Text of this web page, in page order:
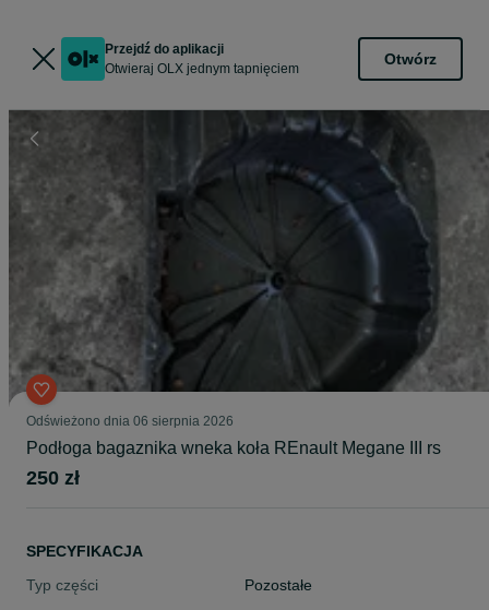
Przejdź do aplikacji
Otwieraj OLX jednym tapnięciem
Otwórz
Odświeżono dnia 06 sierpnia 2026
Podłoga bagaznika wneka koła REnault Megane III rs
250 zł
SPECYFIKACJA
Typ części
Pozostałe